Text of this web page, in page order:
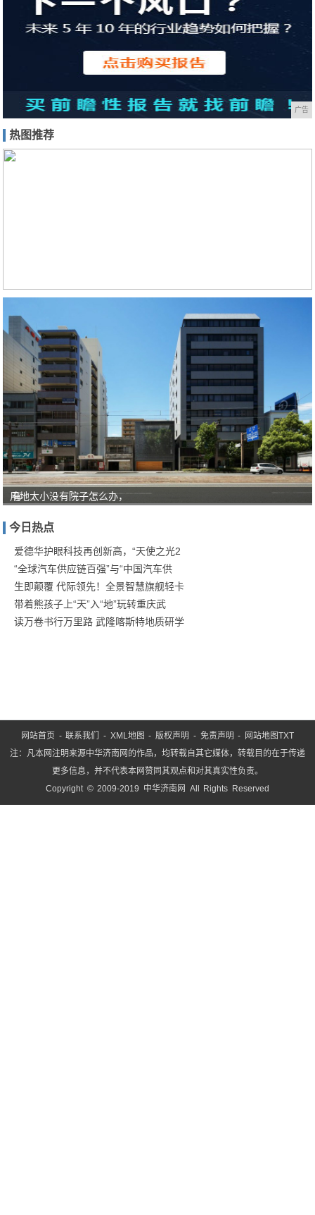
广告
热图推荐
有
对
“教
育
就
是
服
用地太小没有院子怎么办，
今日热点
爱德华护眼科技再创新高，“天使之光2
“全球汽车供应链百强”与“中国汽车供
生即颠覆 代际领先！全景智慧旗舰轻卡
带着熊孩子上“天”入“地”玩转重庆武
读万卷书行万里路 武隆喀斯特地质研学
网站首页 -联系我们 - XML地图 -版权声明 - 免责声明 - 网站地图TXT
注：凡本网注明来源中华济南网的作品，均转载自其它媒体，转载目的在于传递
更多信息，并不代表本网赞同其观点和对其真实性负责。
Copyright © 2009-2019 中华济南网 All Rights Reserved